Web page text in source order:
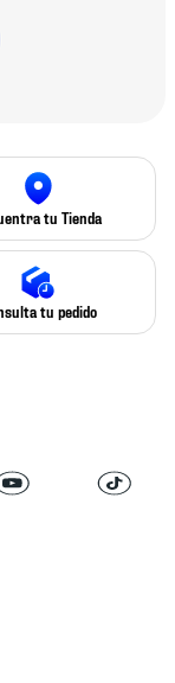
tu Tienda
tu pedido